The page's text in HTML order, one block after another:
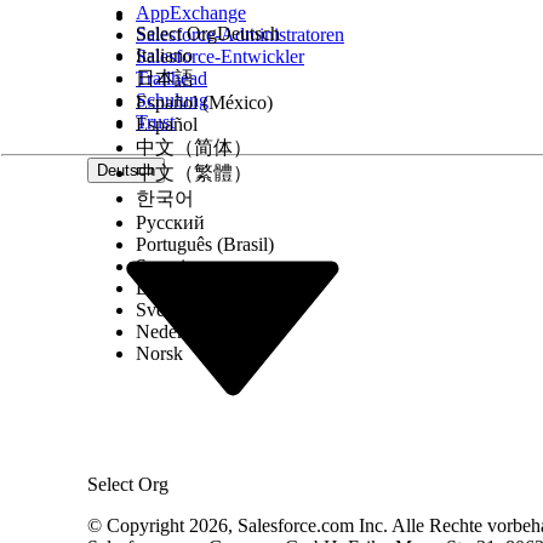
Digital Wallet für Agentforce Health
Mit Digital Wallet erhalten Sie einen Echtzeit-
erhalten Sie Einblicke in die Anspruchsnutzung
verfolgt die abrechenbare Nutzung für die
Daten, beispielsweise für die
KONNTEN SIE IHR PROBLEM MITHILFE DIESES ARTIKELS
Geben Sie uns Feedback, damit wir uns verbessern
AppExchange
Salesforce-Administratoren
Salesforce-Entwickler
Trailhead
Schulung
Trust
Deutsch
Select Org
Select OrgDeutsch
Italiano
日本語
Español (México)
Español
中文（简体）
中文（繁體）
한국어
Русский
Português (Brasil)
Suomi
Dansk
Svenska
Nederlands
Norsk
© Copyright 2026, Salesforce.com Inc. Alle Rechte